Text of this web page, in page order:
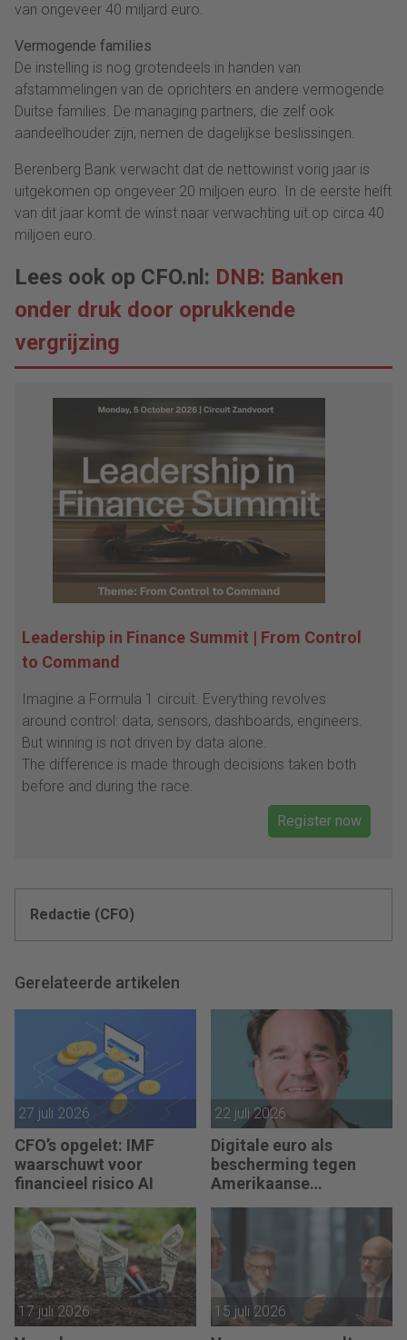
van ongeveer 40 miljard euro.
Vermogende families
De instelling is nog grotendeels in handen van
afstammelingen van de oprichters en andere vermogende
Duitse families. De managing partners, die zelf ook
aandeelhouder zijn, nemen de dagelijkse beslissingen.
Berenberg Bank verwacht dat de nettowinst vorig jaar is
uitgekomen op ongeveer 20 miljoen euro. In de eerste helft
van dit jaar komt de winst naar verwachting uit op circa 40
miljoen euro.
Lees ook op CFO.nl: DNB: Banken
onder druk door oprukkende
vergrijzing
Leadership in Finance Summit | From Control
to Command
Imagine a Formula 1 circuit. Everything revolves
around control: data, sensors, dashboards, engineers.
But winning is not driven by data alone.
The difference is made through decisions taken both
before and during the race.
Register now
Redactie (CFO)
Gerelateerde artikelen
27 juli 2026
CFO’s opgelet: IMF
waarschuwt voor
financieel risico AI
22 juli 2026
Digitale euro als
bescherming tegen
Amerikaanse
17 juli 2026 15 juli 2026